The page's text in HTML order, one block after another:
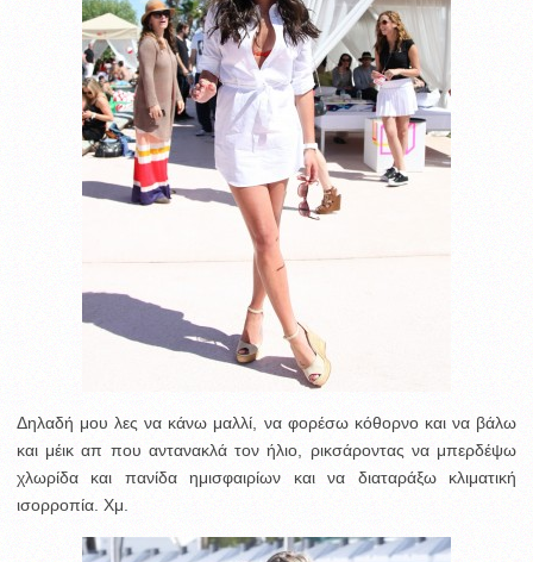
Δηλαδή μου λες να κάνω μαλλί, να φορέσω κόθορνο και να βάλω
και μέικ απ που αντανακλά τον ήλιο, ρικσάροντας να μπερδέψω
χλωρίδα και πανίδα ημισφαιρίων και να διαταράξω κλιματική
ισορροπία. Χμ.